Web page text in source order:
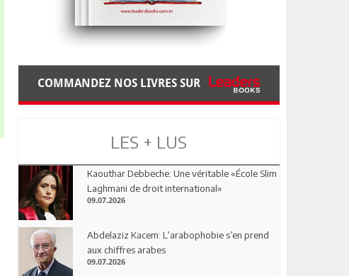
COMMANDEZ NOS LIVRES SUR
LES + LUS
Kaouthar Debbeche: Une véritable «École Slim
Laghmani de droit international»
09.07.2026
Abdelaziz Kacem: L’arabophobie s’en prend
aux chiffres arabes
09.07.2026